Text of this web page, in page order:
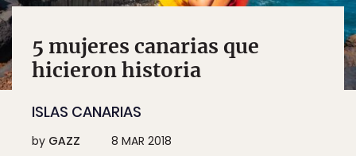
5 mujeres canarias que
hicieron historia
ISLAS CANARIAS
by GAZZ 8 MAR 2018